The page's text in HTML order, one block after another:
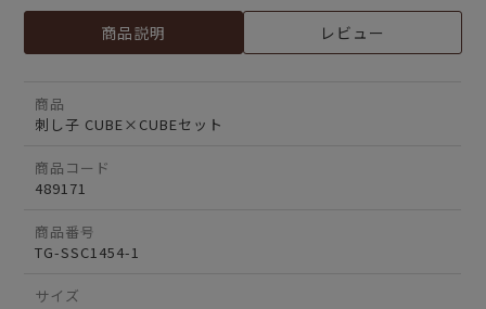
商品説明 レビュー
商品
刺し子 CUBE×CUBEセット
商品コード
489171
商品番号
TG-SSC1454-1
サイズ